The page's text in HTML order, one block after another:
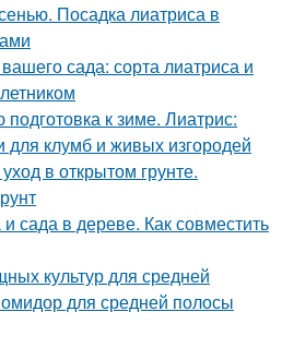
Посадка лиатриса в
сада: сорта лиатриса и
к зиме. Лиатрис:
для клумб и живых изгородей
в открытом грунте.
сада в дереве. Как совместить
культур для средней
для средней полосы